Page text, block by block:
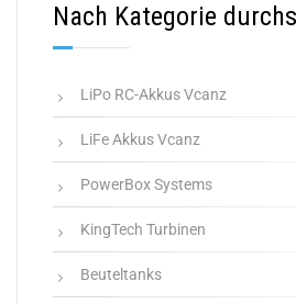
Nach Kategorie
LiPo RC-Akkus Vcanz
LiFe Akkus Vcanz
PowerBox Systems
KingTech Turbinen
Beuteltanks